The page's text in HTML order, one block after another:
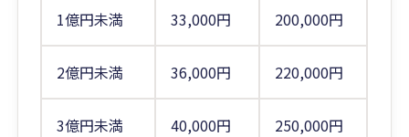
1億円未満 33,000円 200,000円
2億円未満 36,000円 220,000円
3億円未満 40,000円 250,000円